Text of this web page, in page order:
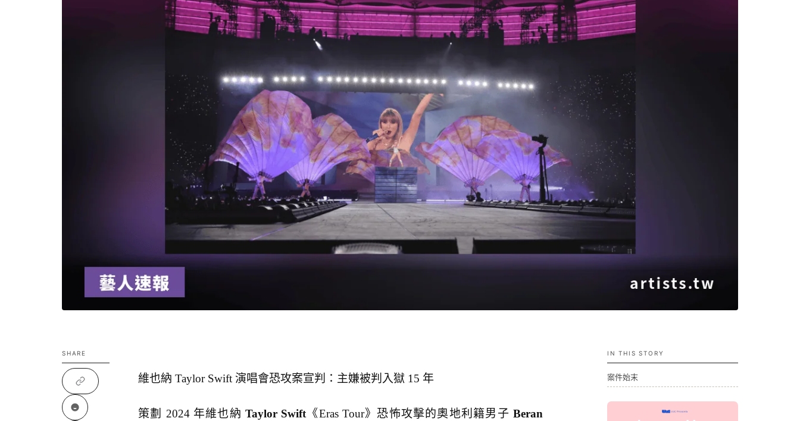
SHARE
維也納 Taylor Swift 演唱會恐攻案宣判：主嫌被判入獄 15 年
策劃 2024 年維也納 Taylor Swift《Eras Tour》恐怖攻擊的奧地利籍男子Beran
IN THIS STORY
案件始末